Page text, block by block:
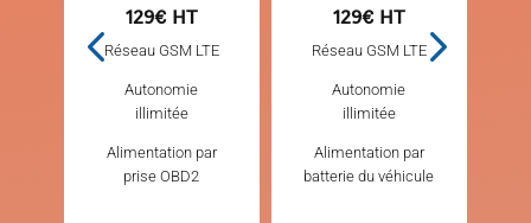
129€ HT
Réseau GSM LTE
Autonomie
illimitée
Alimentation par
prise OBD2
129€ HT
Réseau GSM LTE
Autonomie
illimitée
Alimentation par
batterie du véhicule